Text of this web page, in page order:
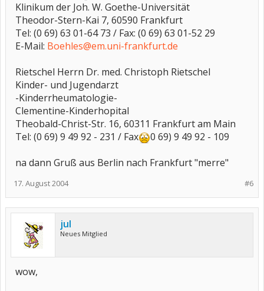
Klinikum der Joh. W. Goethe-Universität
Theodor-Stern-Kai 7, 60590 Frankfurt
Tel: (0 69) 63 01-64 73 / Fax: (0 69) 63 01-52 29
E-Mail: Boehles@em.uni-frankfurt.de
Rietschel Herrn Dr. med. Christoph Rietschel
Kinder- und Jugendarzt
-Kinderrheumatologie-
Clementine-Kinderhopital
Theobald-Christ-Str. 16, 60311 Frankfurt am Main
Tel: (0 69) 9 49 92 - 231 / Fax
0 69) 9 49 92 - 109
na dann Gruß aus Berlin nach Frankfurt "merre"
#6
17. August 2004
jul
Neues Mitglied
wow,